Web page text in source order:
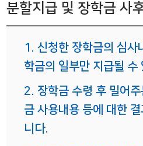
분할지급 및 장학금 사
1. 신청한 장학금의 심사
학금의 일부만 지급될 수
2. 장학금 수령 후 밀어
금 사용내용 등에 대한
니다.